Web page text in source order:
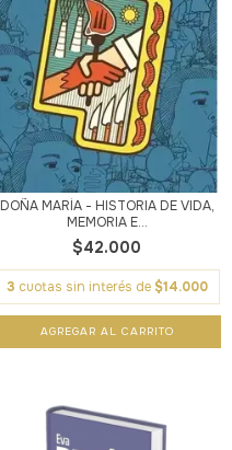
DOÑA MARÍA - HISTORIA DE VIDA,
MEMORIA E...
$42.000
3 cuotas sin interés de $14.000